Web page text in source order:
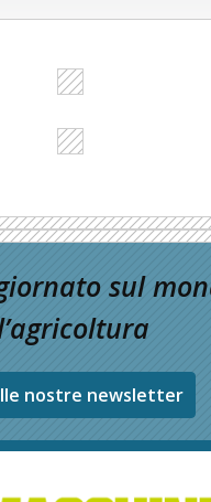
sul
nostre newsletter